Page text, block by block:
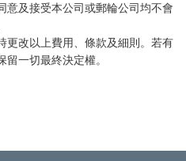
意及接受本公司或郵輪公司均不會
更改以上費用、條款及細則。若有
一切最終決定權。